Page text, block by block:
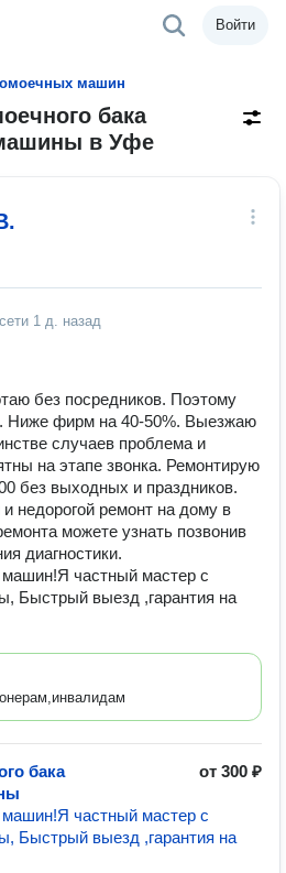
Войти
машин
бака
в Уфе
1 д. назад
без посредников. Поэтому
Ниже фирм на 40-50%. Выезжаю
случаев проблема и
на этапе звонка. Ремонтирую
без выходных и праздников.
недорогой ремонт на дому в
можете узнать позвонив
диагностики.
частный мастер с
Быстрый выезд ,гарантия на
бака
от 300 ₽
частный мастер с
Быстрый выезд ,гарантия на